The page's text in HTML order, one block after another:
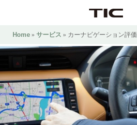
Home » サービス » カーナビゲーション評価